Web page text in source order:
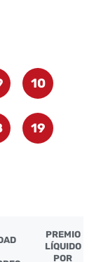
10
19
PREMIO
LÍQUIDO
POR